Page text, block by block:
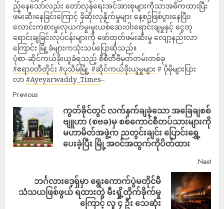
ည့်နေသော်လည်း တော်လှန်ရေးအင်အားစုများကိုသာအဓိကထားပြီး
ဖမ်းဆီးနေခြင်းကြောင့် ခိုဆိုးလုနိူက်မှုများ နေ့စဥ်ဖြစ်ပွားနေပြီး၊
လောင်းကစားမှု၊လုယက်မှု၊မူးယစ်ဆေးဝါးရောင်းချမှုနှင့် ငွေတု
ရောင်းချခြင်းလုပ်ငန်းများကို ဖော်ထုတ်ဖမ်းဆီးမှု လျော့နည်းလာ
ကြောင်း မြို့ခံများကသုံးသပ်ပြောဆိုသည်။
ပုံစာ-ဆိုင်ကယ်ခိုးယူခံရသည့် စီစီတီဗီမှတ်တမ်းတစ်ခု
#ဧရာ၀တီတိုင်း #ပုသိမ်မြို့ #ဆိုင်ကယ်ခိုးယူမှုများ # ပိုမိုများပြား
လာ #Ayeyarwaddy_Times–
Previous
ကွတ်ခိုင်တွင် လက်နက်ချခဲ့သော အခြေချစစ်
ဗျူဟာ (စဗခ)မှ စစ်ကောင်စီတပ်သားများကို
မဟာမိတ်အဖွဲ့က ညတွင်းချင်း ပြောင်းရွှေ့
ပေးခဲ့ပြီး မြို့အ၀င်အထွက်ကိုပိတ်ထား
Next
ဘင်္ဂလားဒေ့ရှ်မှာ ရွေးကောက်ပွဲမတိုင်မီ
သံသယဖြစ်ဖွယ် ရထားတွဲ မီးရှို့တိုက်ခိုက်မှု
ကြောင့် လူ ၄ ဦး သေဆုံး